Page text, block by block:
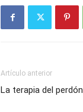
Artículo anterior
La terapia del perdón